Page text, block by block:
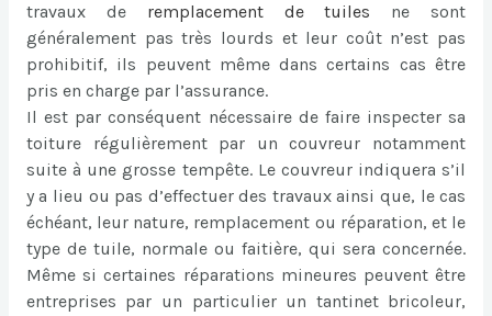
travaux de
remplacement de tuiles
ne sont
généralement pas très lourds et leur coût n’est pas
prohibitif, ils peuvent même dans certains cas être
pris en charge par l’assurance.
Il est par conséquent nécessaire de faire inspecter sa
toiture régulièrement par un couvreur notamment
suite à une grosse tempête. Le couvreur indiquera s’il
y a lieu ou pas d’effectuer des travaux ainsi que, le cas
échéant, leur nature, remplacement ou réparation, et le
type de tuile, normale ou faitière, qui sera concernée.
Même si certaines réparations mineures peuvent être
entreprises par un particulier un tantinet bricoleur,